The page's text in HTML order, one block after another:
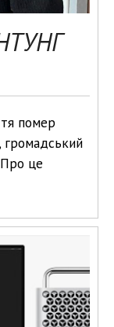
помер
громадський
це